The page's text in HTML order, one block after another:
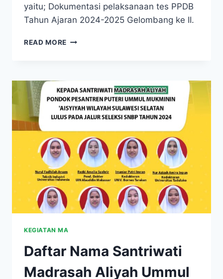
yaitu; Dokumentasi pelaksanaan tes PPDB
Tahun Ajaran 2024-2025 Gelombang ke II.
READ MORE
KEGIATAN MA
Daftar Nama Santriwati
Madrasah Aliyah Ummul